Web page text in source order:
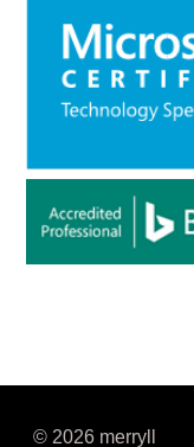
© 2026 merryll